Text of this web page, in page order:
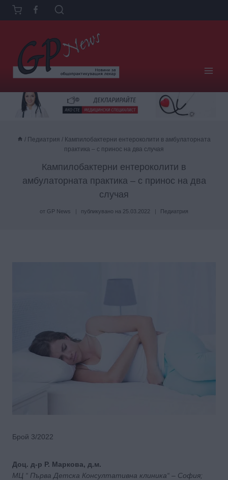
Към
съдържанието
/ Педиатрия / Кампилобактерни ентероколити в амбулаторната
практика – с принос на два случая
Кампилобактерни ентероколити в
амбулаторната практика – с принос на два
случая
от GP News публикувано на 25.03.2022 Педиатрия
Брой 3/2022
Доц. д-р Р. Маркова, д.м.
МЦ “ Първа Детска Консултативна клиника“ – София;